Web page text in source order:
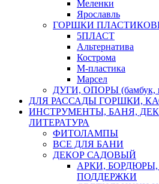
Меленки
Ярославль
ГОРШКИ
5ПЛАСТ
Альтернатива
Кострома
М-пластика
Марсел
ДУГИ, ОПОРЫ (бамбук,
ДЛЯ РАССАДЫ ГОРШКИ,
ИНСТРУМЕНТЫ, БАНЯ,
ЛИТЕРАТУРА
ФИТОЛАМПЫ
ВСЕ ДЛЯ БАНИ
ДЕКОР САДОВЫЙ
АРКИ,
ПОДДЕРЖКИ